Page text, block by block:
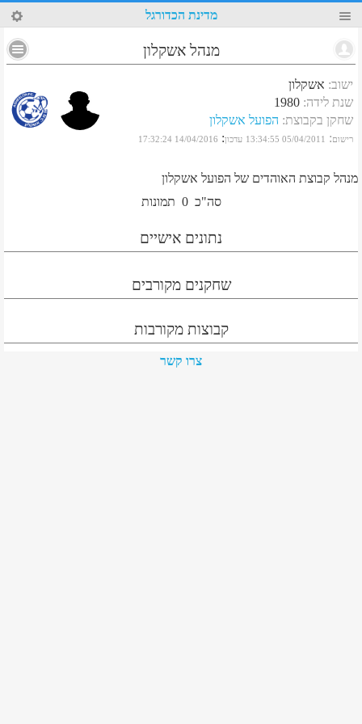
24 מדינת הכדורגל
מנהל אשקלון
ישוב: אשקלון
שנת לידה:
1980
שחקן בקבוצת: הפועל אשקלון
רישום:
05/04/2011 13:34:55 עדכון:
14/04/2016 17:32:24
מנהל קבוצת האוהדים של הפועל אשקלון
סה"כ 0 תמונות
נתונים אישיים
שחקנים מקורבים
קבוצות מקורבות
צרו קשר